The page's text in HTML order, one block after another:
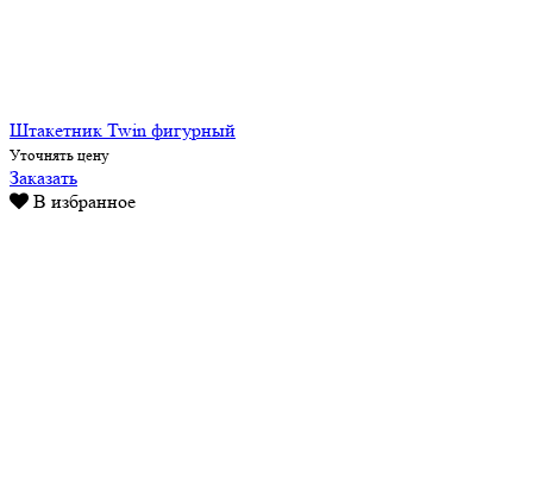
Штакетник Twin фигурный
Уточнять цену
Заказать
В избранное